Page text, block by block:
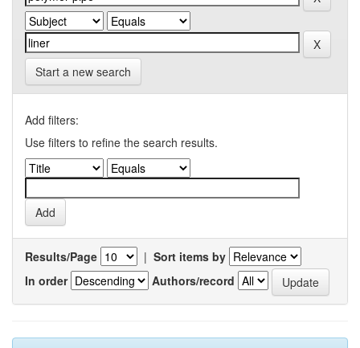
Start a new search
Add filters:
Use filters to refine the search results.
Results/Page | Sort items by
In order
Authors/record